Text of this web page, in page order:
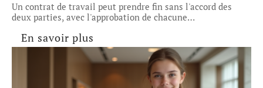
Un contrat de travail peut prendre fin sans l'accord des
deux parties, avec l'approbation de chacune…
En savoir plus